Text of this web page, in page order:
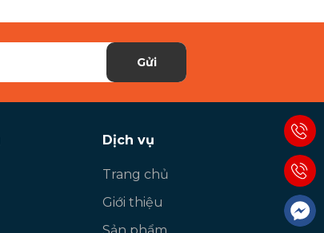
Gửi
Dịch vụ
Trang chủ
Giới thiệu